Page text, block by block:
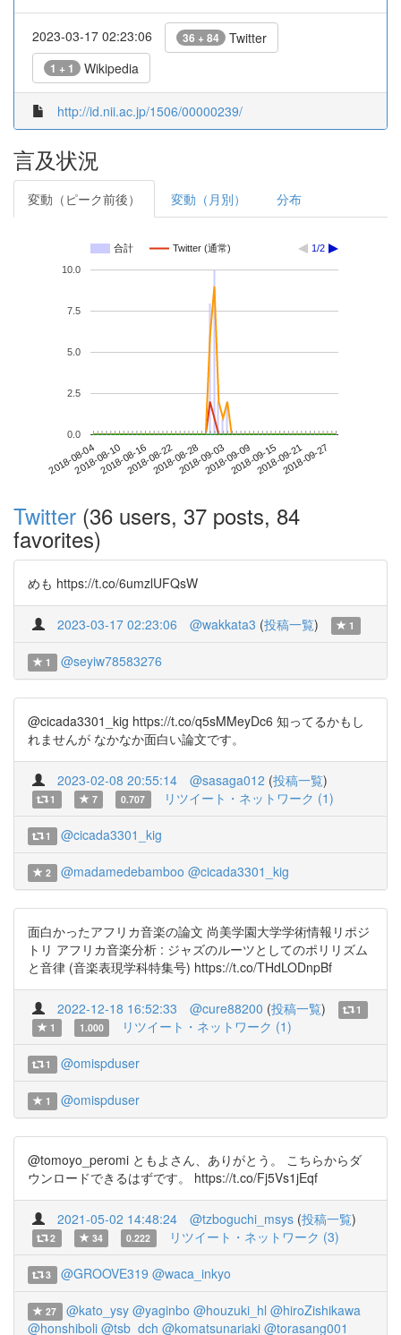
2023-03-17 02:23:06 36 + 84 Twitter
1 + 1 Wikipedia
http://id.nii.ac.jp/1506/00000239/
言及状況
変動（ピーク前後） 変動（月別） 分布
合計 Twitter (通常) 1/2
2018-08-042018-08-102018-08-162018-08-222018-08-282018-09-032018-09-092018-09-152018-09-212018-09-27
0.0
2.5
5.0
7.5
10.0
Twitter (36 users, 37 posts, 84
favorites)
めも https://t.co/6umzlUFQsW
2023-03-17 02:23:06 @wakkata3 (投稿一覧) 1
1 @seyiw78583276
@cicada3301_kig https://t.co/q5sMMeyDc6 知ってるかもし
れませんが なかなか面白い論文です。
2023-02-08 20:55:14 @sasaga012 (投稿一覧)
1 7 0.707 リツイート・ネットワーク (1)
1 @cicada3301_kig
2 @madamedebamboo @cicada3301_kig
面白かったアフリカ音楽の論文 尚美学園大学学術情報リポジ
トリ アフリカ音楽分析 : ジャズのルーツとしてのポリリズム
と音律 (音楽表現学科特集号) https://t.co/THdLODnpBf
2022-12-18 16:52:33 @cure88200 (投稿一覧)
1
1
1.000 リツイート・ネットワーク (1)
1 @omispduser
1 @omispduser
@tomoyo_peromi ともよさん、ありがとう。 こちらからダ
ウンロードできるはずです。 https://t.co/Fj5Vs1jEqf
2021-05-02 14:48:24 @tzboguchi_msys (投稿一覧)
2 34 0.222 リツイート・ネットワーク (3)
3 @GROOVE319 @waca_inkyo
27 @kato_ysy @yaginbo @houzuki_hl @hiroZishikawa
@honshiboli @tsb_dch @komatsunariaki @torasang001